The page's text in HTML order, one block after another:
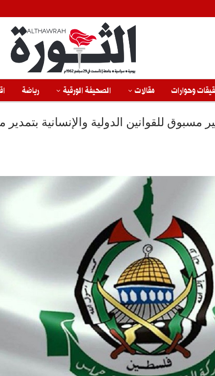
وحوارات مقالات الصحيفة الورقية رياضة
مسبوق للقوانين الدولية والإنسانية بتمدير